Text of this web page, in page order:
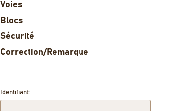
Voies
Blocs
Sécurité
Correction/Remarque
Identifiant: